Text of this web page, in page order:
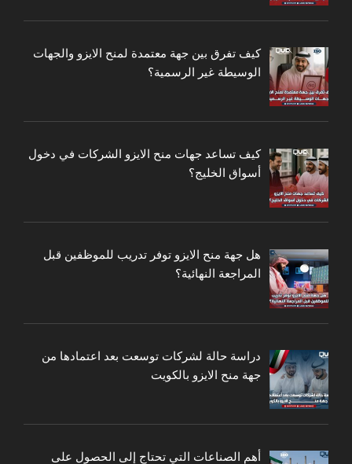
كيف تفرق بين جهة معتمدة لمنح الايزو والجهات
الوسيطة غير الرسمية؟
كيف تساعد جهات منح الايزو الشركات في دخول
أسواق الخليج؟
هل جهة منح الايزو توفر تدريب للموظفين قبل
المراجعة النهائية؟
دراسة حالة لشركات توسعت بعد اعتمادها من
جهة منح الايزو بالكويت
أهم الصناعات التي تحتاج إلى الحصول على